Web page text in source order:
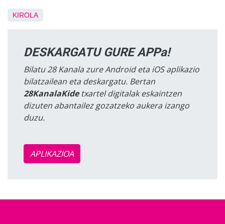
KIROLA
DESKARGATU GURE APPa!
Bilatu 28 Kanala zure Android eta iOS aplikazio
bilatzailean eta deskargatu. Bertan
28KanalaKidetxartel digitalak eskaintzen
dizuten abantailez gozatzeko aukera izango
duzu.
APLIKAZIOA